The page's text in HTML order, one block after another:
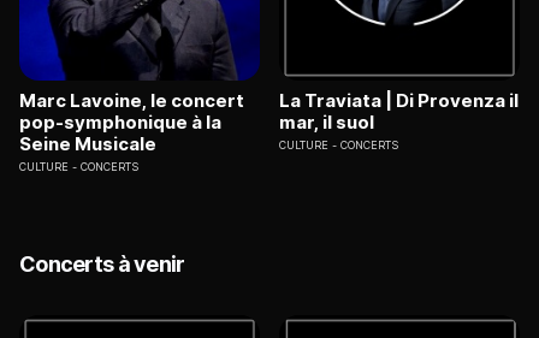
Marc Lavoine, le concert
pop-symphonique à la
Seine Musicale
CULTURE CONCERTS
La Traviata | Di Provenza il
mar, il suol
CULTURE CONCERTS
Concerts à venir